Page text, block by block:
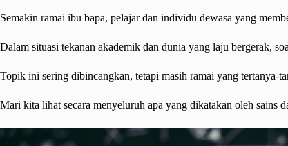
Semakin ramai ibu bapa, pelajar dan individu dewasa yang
Dalam situasi tekanan akademik dan dunia yang laju bergerak,
Topik ini sering dibincangkan, tetapi masih ramai yang tertanya-
Mari kita lihat secara menyeluruh apa yang dikatakan oleh sains